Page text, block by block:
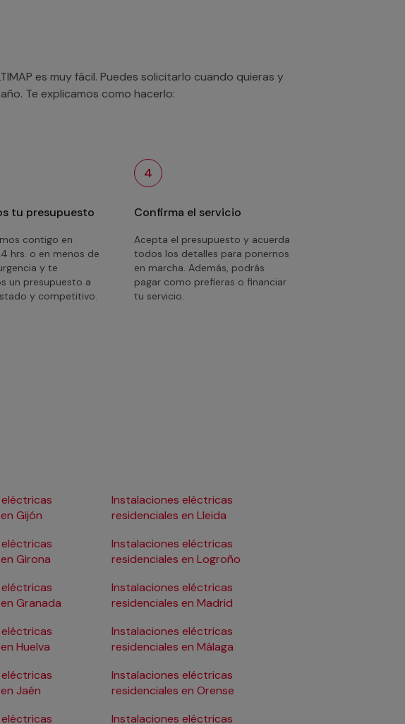
es muy fácil. Puedes solicitarlo cuando quieras y
Te explicamos como hacerlo:
tu presupuesto
contigo en
hrs. o en menos de
y te
un presupuesto a
y competitivo.
4
Confirma el servicio
Acepta el presupuesto y acuerda
todos los detalles para ponernos
en marcha. Además, podrás
pagar como prefieras o financiar
tu servicio.
Gijón
Girona
Granada
Huelva
Jaén
Instalaciones eléctricas
residenciales en Lleida
Instalaciones eléctricas
residenciales en Logroño
Instalaciones eléctricas
residenciales en Madrid
Instalaciones eléctricas
residenciales en Málaga
Instalaciones eléctricas
residenciales en Orense
Instalaciones eléctricas